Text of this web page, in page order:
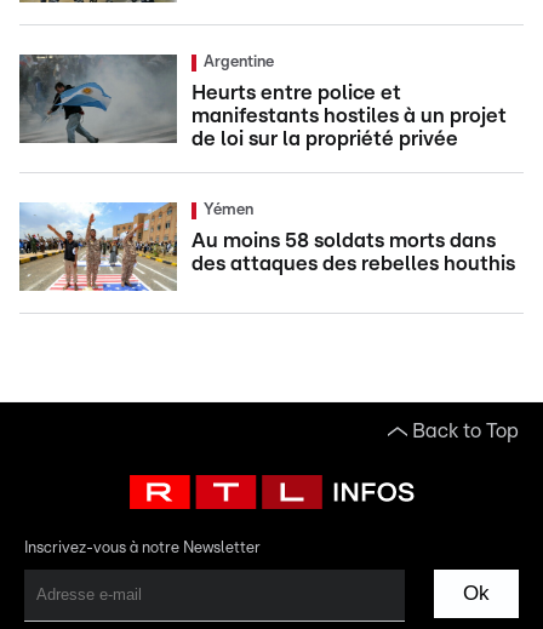
Argentine
Heurts entre police et
manifestants hostiles à un projet
de loi sur la propriété privée
Yémen
Au moins 58 soldats morts dans
des attaques des rebelles houthis
Back to Top
Inscrivez-vous à notre Newsletter
Ok